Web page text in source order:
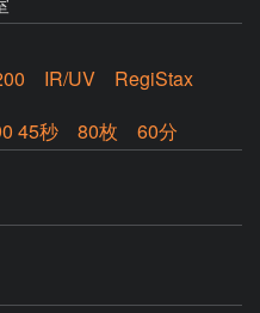
IR/UV RegiStax
45秒 80枚 60分